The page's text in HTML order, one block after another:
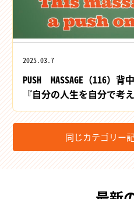
2025.03.7
PUSH MASSAGE（116）
『自分の人生を自分で考
同じカテゴリー